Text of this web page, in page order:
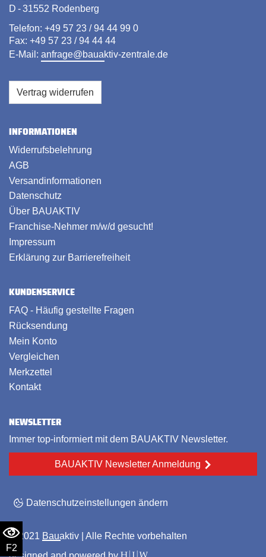
F2
D - 31552 Rodenberg
Telefon: +49 57 23 / 94 44 99 0
Fax: +49 57 23 / 94 44 44
E-Mail: anfrage@bauaktiv-zentrale.de
Vertrag widerrufen
INFORMATIONEN
Widerrufsbelehrung
AGB
Versandinformationen
Datenschutz
Über BAUAKTIV
Franchise-Nehmer m/w/d gesucht!
Impressum
Erklärung zur Barrierefreiheit
KUNDENSERVICE
FAQ - Häufig gestellte Fragen
Rücksendung
Mein Konto
Vergleichen
Merkzettel
Kontakt
NEWSLETTER
Immer top-informiert mit dem BAUAKTIV Newsletter.
BAUAKTIV Newsletter Anmeldung
Datenschutzeinstellungen ändern
© 2021 Bauaktiv | Alle Rechte vorbehalten